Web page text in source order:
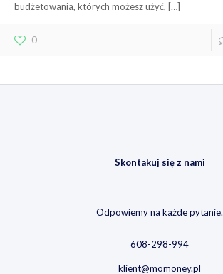
budżetowania, których możesz użyć, […]
0
Skontakuj się z nami
Odpowiemy na każde pytanie.
608-298-994
klient@momoney.pl